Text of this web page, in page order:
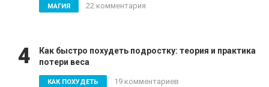
МАГИЯ 22 комментария
4
Как быстро похудеть подростку: теория и практика
потери веса
КАК ПОХУДЕТЬ 19 комментариев